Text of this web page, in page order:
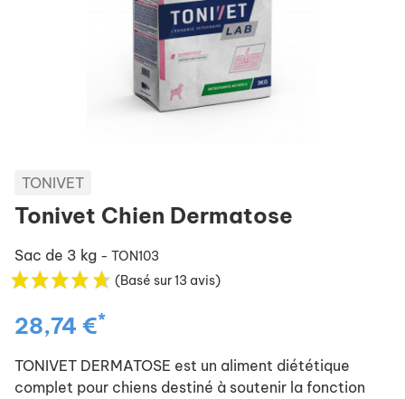
TONIVET
Tonivet Chien Dermatose
Sac de 3 kg - TON103
(Basé sur 13 avis)
28,74 €*
TONIVET DERMATOSE est un aliment diététique
complet pour chiens destiné à soutenir la fonction